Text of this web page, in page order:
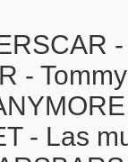
-
- Las